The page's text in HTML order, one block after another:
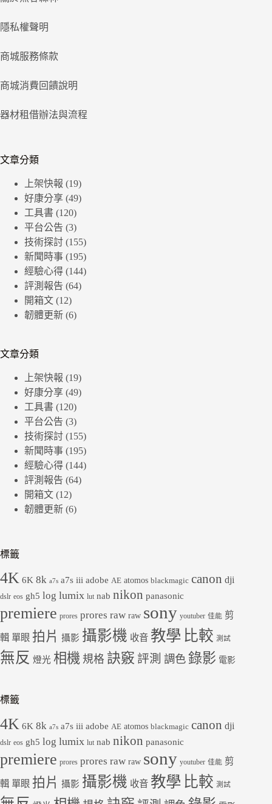
隱私權聲明
商城服務條款
商城消費回饋說明
器材租借辦法與流程
文章分類
上架快報 (19)
好康分享 (49)
工具書 (120)
平台公告 (3)
技術探討 (155)
新聞時事 (195)
經驗心得 (144)
評測報告 (64)
開箱文 (12)
韌體更新 (6)
文章分類
上架快報 (19)
好康分享 (49)
工具書 (120)
平台公告 (3)
技術探討 (155)
新聞時事 (195)
經驗心得 (144)
評測報告 (64)
開箱文 (12)
韌體更新 (6)
標籤
4K 6K 8k a7s a7s iii adobe AE atomos blackmagic canon dji
dslr eos gh5 log lumix lut nab nikon panasonic
premiere prores prores raw raw sony youtuber 佳能 剪
輯 單眼 拍片 攝影 攝影機 收音 教學 比較 測試
無反 燈光 相機 規格 訣竅 評測 調色 錄影 電影
標籤
4K 6K 8k a7s a7s iii adobe AE atomos blackmagic canon dji
dslr eos gh5 log lumix lut nab nikon panasonic
premiere prores prores raw raw sony youtuber 佳能 剪
輯 單眼 拍片 攝影 攝影機 收音 教學 比較 測試